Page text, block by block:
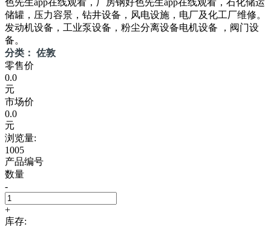
色先生app在线观看，厂房钢好色先生app在线观看，石化储运
储罐，压力容景，钻井设备，风电设施，电厂及化工厂维修。
发动机设备，工业泵设备，粉尘分离设备电机设备 ，阀门设
备。
分类： 佐敦
零售价
0.0
元
市场价
0.0
元
浏览量:
1005
产品编号
数量
-
+
库存: